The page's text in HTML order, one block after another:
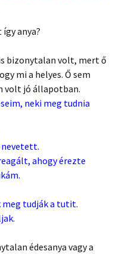
anya?
bizonytalan volt, mert ő
mi a helyes. Ő sem
volt jó állapotban.
neki meg tudnia
ahogy érezte
tudják a tutit.
édesanya vagy a